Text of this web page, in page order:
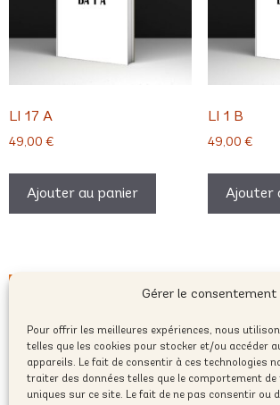
Gérer le consentement
Pour offrir les meilleures expériences, nous
telles que les cookies pour stocker et/ou accéder
appareils. Le fait de consentir à ces technologies
traiter des données telles que le comportement de
uniques sur ce site. Le fait de ne pas consentir ou
LI 17 A
49,00 €
Ajouter au panier
LI 1 B
49,00 €
Ajouter